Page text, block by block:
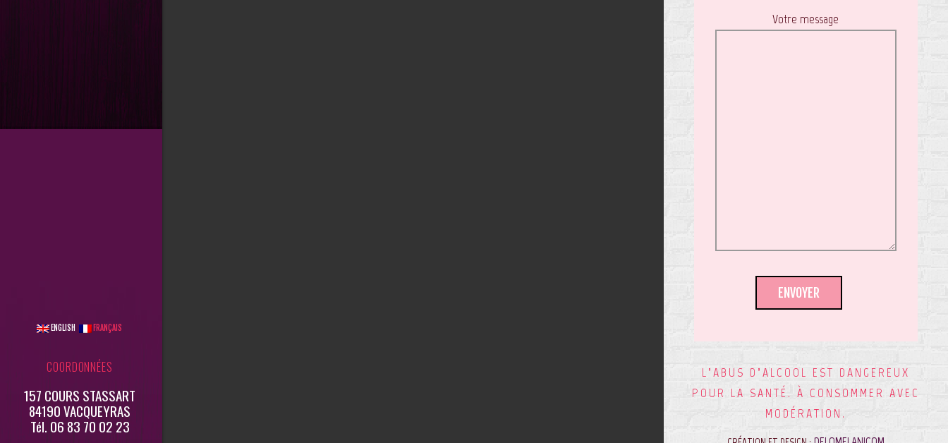
ENGLISH FRANÇAIS
COORDONNÉES
157 COURS STASSART
84190 VACQUEYRAS
Tél. 06 83 70 02 23
Votre message
L’ABUS D’ALCOOL EST DANGEREUX
POUR LA SANTÉ. À CONSOMMER AVEC
MODÉRATION.